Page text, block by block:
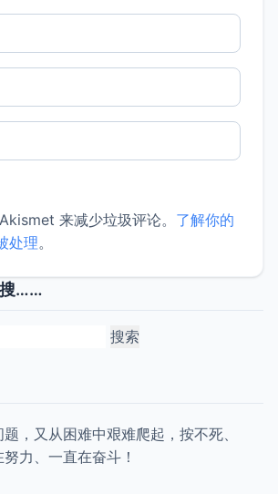
来减少垃圾评论。 了解你的
处理。
搜……
，又从困难中艰难爬起，按不死、
力、一直在奋斗！